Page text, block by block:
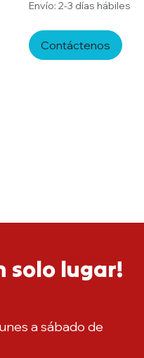
Envío: 2-3 días hábiles
Contáctenos
solo lugar!
a sábado de